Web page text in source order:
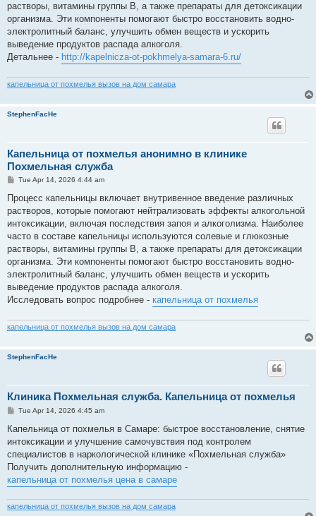
растворы, витамины группы B, а также препараты для детоксикации
организма. Эти компоненты помогают быстро восстановить водно-
электролитный баланс, улучшить обмен веществ и ускорить
выведение продуктов распада алкоголя.
Детальнее - http://kapelnicza-ot-pokhmelya-samara-6.ru/
капельница от похмелья вызов на дом самара
StephenFacHe
Капельница от похмелья анонимно в клинике
Похмельная служба
P
s
Tue Apr 14, 2026 4:44 am
Процесс капельницы включает внутривенное введение различных
растворов, которые помогают нейтрализовать эффекты алкогольной
интоксикации, включая последствия запоя и алкоголизма. Наиболее
часто в составе капельницы используются солевые и глюкозные
растворы, витамины группы B, а также препараты для детоксикации
организма. Эти компоненты помогают быстро восстановить водно-
электролитный баланс, улучшить обмен веществ и ускорить
выведение продуктов распада алкоголя.
Исследовать вопрос подробнее - капельница от похмелья
капельница от похмелья вызов на дом самара
StephenFacHe
Клиника Похмельная служба. Капельница от похмелья
P
s
Tue Apr 14, 2026 4:45 am
Капельница от похмелья в Самаре: быстрое восстановление, снятие
интоксикации и улучшение самочувствия под контролем
специалистов в наркологической клинике «Похмельная служба»
Получить дополнительную информацию -
капельница от похмелья цена в самаре
капельница от похмелья вызов на дом самара